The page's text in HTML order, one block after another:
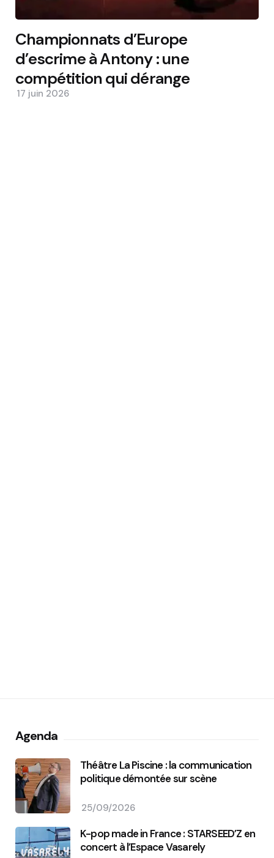
Championnats d’Europe
d’escrime à Antony : une
compétition qui dérange
17 juin 2026
Agenda
Théâtre La Piscine : la communication
politique démontée sur scène
25/09/2026
K-pop made in France : STARSEED’Z en
concert à l’Espace Vasarely